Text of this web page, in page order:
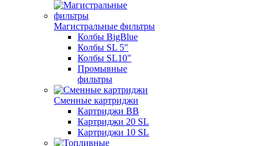
Магистральные фильтры
Колбы BigBlue
Колбы SL 5"
Колбы SL10"
Промывные
фильтры
Сменные картриджи
Картриджи BB
Картриджи 20 SL
Картриджи 10 SL